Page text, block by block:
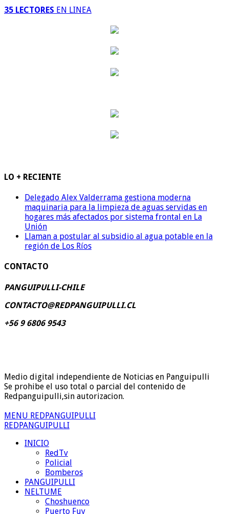
35 LECTORES EN LINEA
LO + RECIENTE
Delegado Alex Valderrama gestiona moderna
maquinaria para la limpieza de aguas servidas en
hogares más afectados por sistema frontal en La
Unión
Llaman a postular al subsidio al agua potable en la
región de Los Ríos
CONTACTO
PANGUIPULLI-CHILE
CONTACTO@REDPANGUIPULLI.CL
+56 9 6806 9543
Medio digital independiente de Noticias en Panguipulli
Se prohibe el uso total o parcial del contenido de
Redpanguipulli,sin autorizacion.
MENU REDPANGUIPULLI
REDPANGUIPULLI
INICIO
RedTv
Policial
Bomberos
PANGUIPULLI
NELTUME
Choshuenco
Puerto Fuy